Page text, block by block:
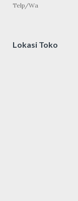
Telp/Wa
Lokasi Toko